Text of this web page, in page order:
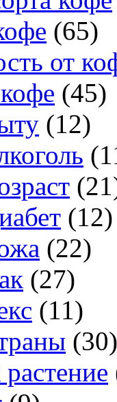
(65)
от
(45)
(12)
(12)
(22)
(27)
(11)
(30)